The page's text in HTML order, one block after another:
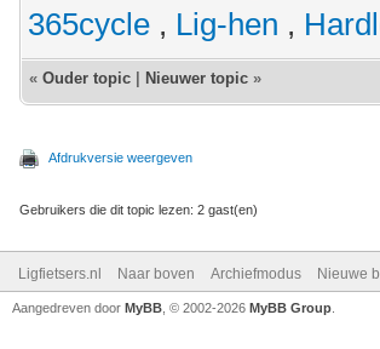
365cycle , Lig-hen ,
« Ouder topic Nieuwer topic »
Afdrukversie weergeven
Gebruikers die dit topic lezen: 2 gast(en)
Ligfietsers.nl Naar boven Archiefmodus Nieuwe
Aangedreven door MyBB , © 2002-2026 MyBB Group